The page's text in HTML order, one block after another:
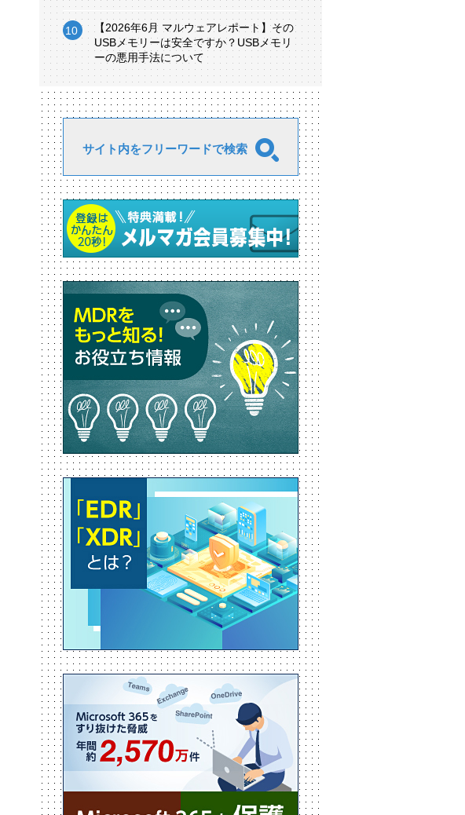
【2026年6月 マルウェアレポート】その
USBメモリーは安全ですか？USBメモリ
ーの悪用手法について
サイト内をフリーワードで検索